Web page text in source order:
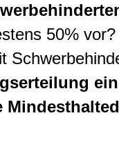
50%